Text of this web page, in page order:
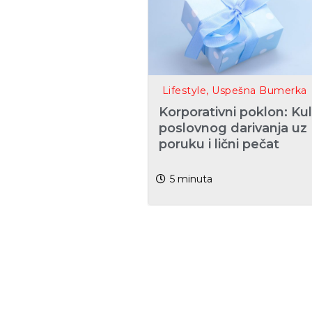
Lifestyle, Uspešna Bumerka
Korporativni poklon:
poslovnog darivanja uz
poruku i lični pečat
5 minuta